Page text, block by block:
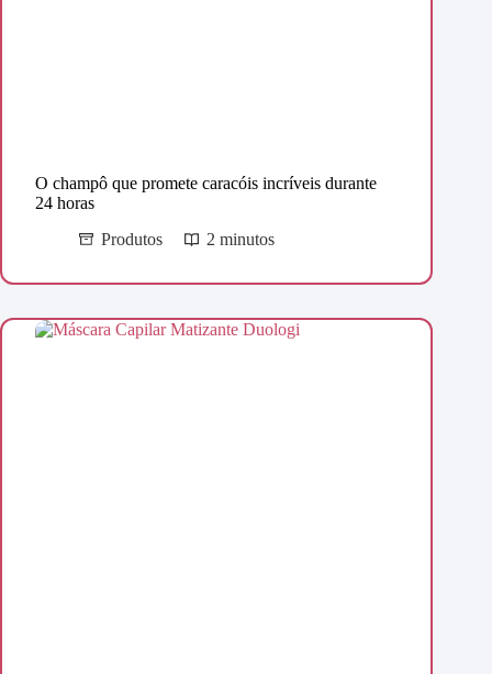
O champô que promete caracóis incríveis durante
24 horas
Produtos
2 minutos